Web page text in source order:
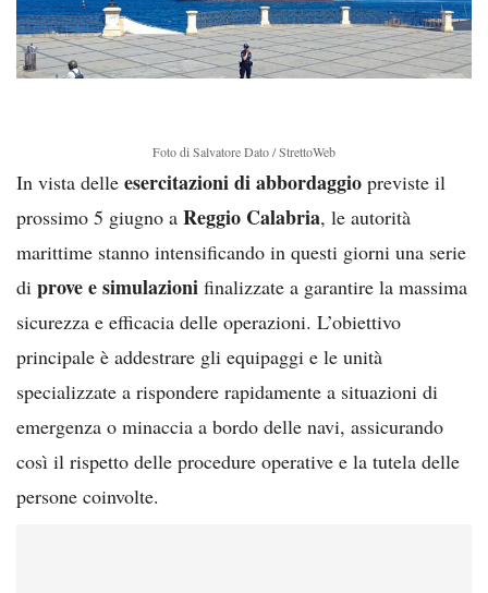
Foto di Salvatore Dato / StrettoWeb
In vista delle esercitazioni di abbordaggio previste il
prossimo 5 giugno a Reggio Calabria, le autorità
marittime stanno intensificando in questi giorni una serie
di prove e simulazioni finalizzate a garantire la massima
sicurezza e efficacia delle operazioni. L’obiettivo
principale è addestrare gli equipaggi e le unità
specializzate a rispondere rapidamente a situazioni di
emergenza o minaccia a bordo delle navi, assicurando
così il rispetto delle procedure operative e la tutela delle
persone coinvolte.